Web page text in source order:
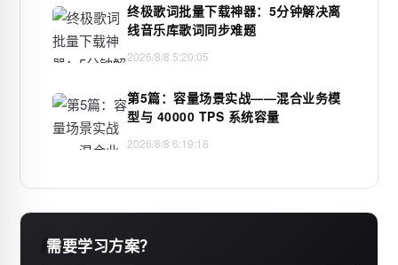
终极歌词批量下载神器：5分钟解决离
线音乐库歌词同步难题
2026/8/8 5:20:05
第5篇：容量场景实战——混合业务模
型与 40000 TPS 系统容量
2026/8/8 6:19:18
需要学习方案？